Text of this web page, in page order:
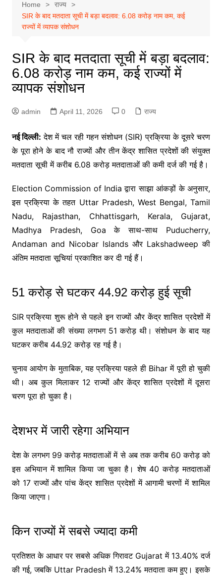
Home
राज्य
SIR के बाद मतदाता सूची में बड़ा बदलाव: 6.08 करोड़ नाम कम, कई
राज्यों में व्यापक संशोधन
SIR के बाद मतदाता सूची में बड़ा बदलाव:
6.08 करोड़ नाम कम, कई राज्यों में
व्यापक संशोधन
admin April 11, 2026 0 राज्य
नई दिल्ली: देश में चल रही गहन संशोधन (SIR) प्रक्रिया के दूसरे चरण
के पूरा होने के बाद नौ राज्यों और तीन केंद्र शासित प्रदेशों की संयुक्त
मतदाता सूची में करीब 6.08 करोड़ मतदाताओं की कमी दर्ज की गई है।
Election Commission of India द्वारा साझा आंकड़ों के अनुसार,
इस प्रक्रिया के तहत Uttar Pradesh, West Bengal,Tamil
Nadu, Rajasthan, Chhattisgarh, Kerala, Gujarat,
Madhya Pradesh, Goa के साथ-साथ Puducherry,
Andaman and Nicobar Islands और Lakshadweep की
अंतिम मतदाता सूचियां प्रकाशित कर दी गई हैं।
51 करोड़ से घटकर 44.92 करोड़ हुई सूची
SIR प्रक्रिया शुरू होने से पहले इन राज्यों और केंद्र शासित प्रदेशों में
कुल मतदाताओं की संख्या लगभग 51 करोड़ थी। संशोधन के बाद यह
घटकर करीब 44.92 करोड़ रह गई है।
चुनाव आयोग के मुताबिक, यह प्रक्रिया पहले ही Bihar में पूरी हो चुकी
थी। अब कुल मिलाकर 12 राज्यों और केंद्र शासित प्रदेशों में दूसरा
चरण पूरा हो चुका है।
देशभर में जारी रहेगा अभियान
देश के लगभग 99 करोड़ मतदाताओं में से अब तक करीब 60 करोड़ को
इस अभियान में शामिल किया जा चुका है। शेष 40 करोड़ मतदाताओं
को 17 राज्यों और पांच केंद्र शासित प्रदेशों में आगामी चरणों में शामिल
किया जाएगा।
किन राज्यों में सबसे ज्यादा कमी
प्रतिशत के आधार पर सबसे अधिक गिरावट Gujarat में 13.40% दर्ज
की गई, जबकि Uttar Pradesh में 13.24% मतदाता कम हुए। इसके